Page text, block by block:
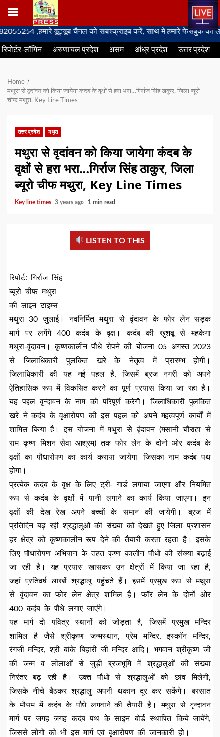
Skip
to
content
,हमारे यूट्यूब चैनल को सबस्क्राइब करें, साथ मे हमारे फेसबुक को लाइक
रिपोर्टर-लॉगिन अरुणाचल प्रदेश असम आंध्र प्रदेश उत्तर प्रदेश
Home
मथुरा से वृदांवन को किया जायेगा कंदब के वृक्षों से हरा भरा…गिर्राज सिंह ठाकुर, जिला ब्यूरो
चीफ मथुरा, Key Line Times
उत्तर प्रदेश मथुरा
मथुरा से वृदांवन को किया जायेगा कंदब के
वृक्षों से हरा भरा…गिर्राज सिंह ठाकुर, जिला
ब्यूरो चीफ मथुरा, Key Line Times
Key line times 3 years ago 1 min read
LISTEN TO THIS
रिपोर्ट: गिर्राज सिंह
ब्यूरो चीफ मथुरा
की लाइन टाइम्स
मथुरा 30 जुलाई। नवनिर्मित मथुरा से वृंदावन के फोर लेन सड़क
मार्ग पर लगेंगे 400 कदंब के वृक्ष। कदंब की खुशबू से महकेगा
मथुरा-वृंदावन। कृष्णकालीन पौधे रोपने की योजना 05 अगस्त 2023
से जिलाधिकारी पुलकित खरे के नेतृत्व में प्रारम्भ होगी।
जिलाधिकारी की यह नई पहल है, जिसमें ब्रज नगरी को अपने
ऐतिहासिक रूप में विकसित करने का पूर्ण प्रयास किया जा रहा है।
यह पहल वृन्दावन के नाम को परिपूर्ण करेगी। जिलाधिकारी पुलकित
खरे ने कदंब के वृक्षारोपण की इस पहल को अपने महत्वपूर्ण कार्यों में
शामिल किया है। इस योजना में मथुरा से वृंदावन (मसानी चौराहा से
राम कृष्ण मिशन सेवा आश्रम) तक फोर लेन के दोनो ओर कदंब के
वृक्षों का पौधारोपण का कार्य कराया जायेगा, जिसका नाम कदंब पथ
होगा।
प्रत्येक कदंब के वृक्ष के लिए ट्री- गार्ड लगाया जाएगा और नियमित
रूप से कदंब के वृक्षों में पानी लगाने का कार्य किया जाएगा। इन
वृक्षों की देख रेख अपने बच्चों के समान की जायेगी। ब्रज में
प्रतिदिन बढ़ रही श्रद्धालुओं की संख्या को देखते हुए जिला प्रशासन
हर क्षेत्र को कृष्णकालीन रूप देने की तैयारी करता रहता है। इसके
लिए पौधारोपण अभियान के तहत कृष्ण कालीन पौधों की संख्या बढ़ाई
जा रही है। यह प्रयास खासकर उन क्षेत्रों में किया जा रहा है,
जहां प्रतिवर्ष लाखों श्रद्धालु पहुंचते हैं। इसमें प्रमुख रूप से मथुरा
से वृंदावन का फोर लेन क्षेत्र शामिल है। फॉर लेन के दोनों ओर
400 कदंब के पौधे लगाए जाएंगे।
यह मार्ग दो पवित्र स्थानों को जोड़ता है, जिसमें प्रमुख मन्दिर
शामिल है जैसे श्रीकृष्ण जन्मस्थान, प्रेम मन्दिर, इस्काॅन मन्दिर,
रंगजी मन्दिर, श्री बांके बिहारी जी मन्दिर आदि। भगवान श्रीकृष्ण जी
की जन्म व लीलाओं से जुड़ी ब्रजभूमि में श्रद्धालुओं की संख्या
निरंतर बढ़ रही है। उक्त पौधों से श्रद्धालुओं को छांव मिलेगी,
जिसके नीचे बैठकर श्रद्धालु अपनी थकान दूर कर सकेंगे। बरसात
के मौसम में कदंब के पौधे लगवाने की तैयारी है। मथुरा से वृन्दावन
मार्ग पर जगह जगह कदंब पथ के साइन बोर्ड स्थापित किये जायेंगे,
जिससे लोगों को भी इस मार्ग एवं वृक्षारोपण की जानकारी हो।